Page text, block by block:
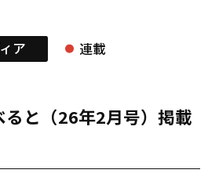
ア 連載
ると（26年2月号）掲載